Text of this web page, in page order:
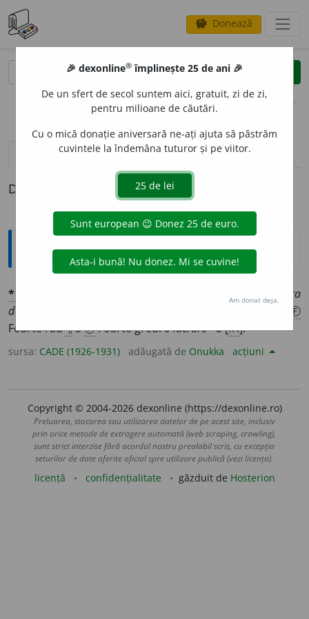
savings Donează
clear
opțiuni
definiții (1) pronunțievolume_up (11)
Definiția cu ID-ul 1369368:
Explicative DEX
*
era
de o ~ă frumusețe în rochia ei de vară, albă
Ⓕ
Foarte rău¶3ⒻFoarte greu:o lucrare ~ă[fr.].
sursa: CADE (1926-1931) adăugată de Onukka acțiuni
Copyright © 2004-2026 dexonline (https://dexonline.ro)
Preluarea, stocarea sau utilizarea datelor de pe acest site, inclusiv
prin orice metode de extragere automată (web scraping, crawling),
sunt strict interzise fără acordul nostru prealabil scris, cu excepția
seturilor de date oferite oficial spre utilizare publică (vezi licența).
licență confidențialitate găzduit de Hosterion
🎉 dexonline® împlinește 25 de ani 🎉
De un sfert de secol suntem aici, gratuit, zi de zi,
pentru milioane de căutări.
Cu o mică donație aniversară ne-ați ajuta să păstrăm
cuvintele la îndemâna tuturor și pe viitor.
Am donat deja.